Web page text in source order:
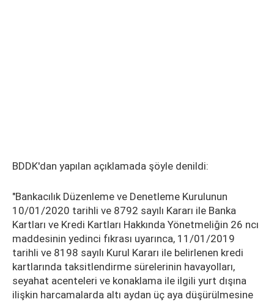
BDDK'dan yapılan açıklamada şöyle denildi:
"Bankacılık Düzenleme ve Denetleme Kurulunun
10/01/2020 tarihli ve 8792 sayılı Kararı ile Banka
Kartları ve Kredi Kartları Hakkında Yönetmeliğin 26 ncı
maddesinin yedinci fıkrası uyarınca, 11/01/2019
tarihli ve 8198 sayılı Kurul Kararı ile belirlenen kredi
kartlarında taksitlendirme sürelerinin havayolları,
seyahat acenteleri ve konaklama ile ilgili yurt dışına
ilişkin harcamalarda altı aydan üç aya düşürülmesine